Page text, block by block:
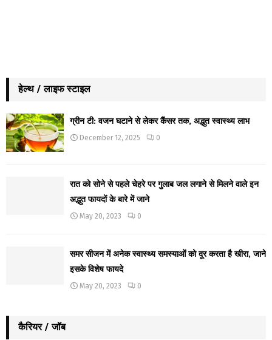
हेल्थ / लाइफ स्टाइल
ग्रीन टी: वजन घटाने से लेकर कैंसर तक, अद्भुत स्वास्थ्य लाभ
December 12, 2025 0
रात को सोने से पहले चेहरे पर गुलाब जल लगाने से मिलने वाले इन
अद्भुत फायदों के बारे में जाने
May 20, 2023 0
समर सीजन में अनेक स्वास्थ्य समस्याओं को दूर करता है खीरा, जाने
इसके विशेष फायदे
May 20, 2023 0
कैरियर / जॉब